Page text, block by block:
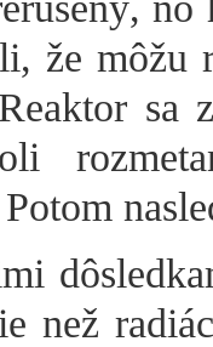
že môžu
sa
než